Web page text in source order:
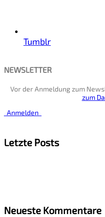
Tumblr
NEWSLETTER
Vor der Anmeldung zum
zum
Anmelden
Letzte Posts
Neueste Kommentare